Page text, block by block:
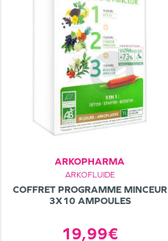
ARKOPHARMA
ARKOFLUIDE
COFFRET PROGRAMME MINCEUR
3X10 AMPOULES
19,99€